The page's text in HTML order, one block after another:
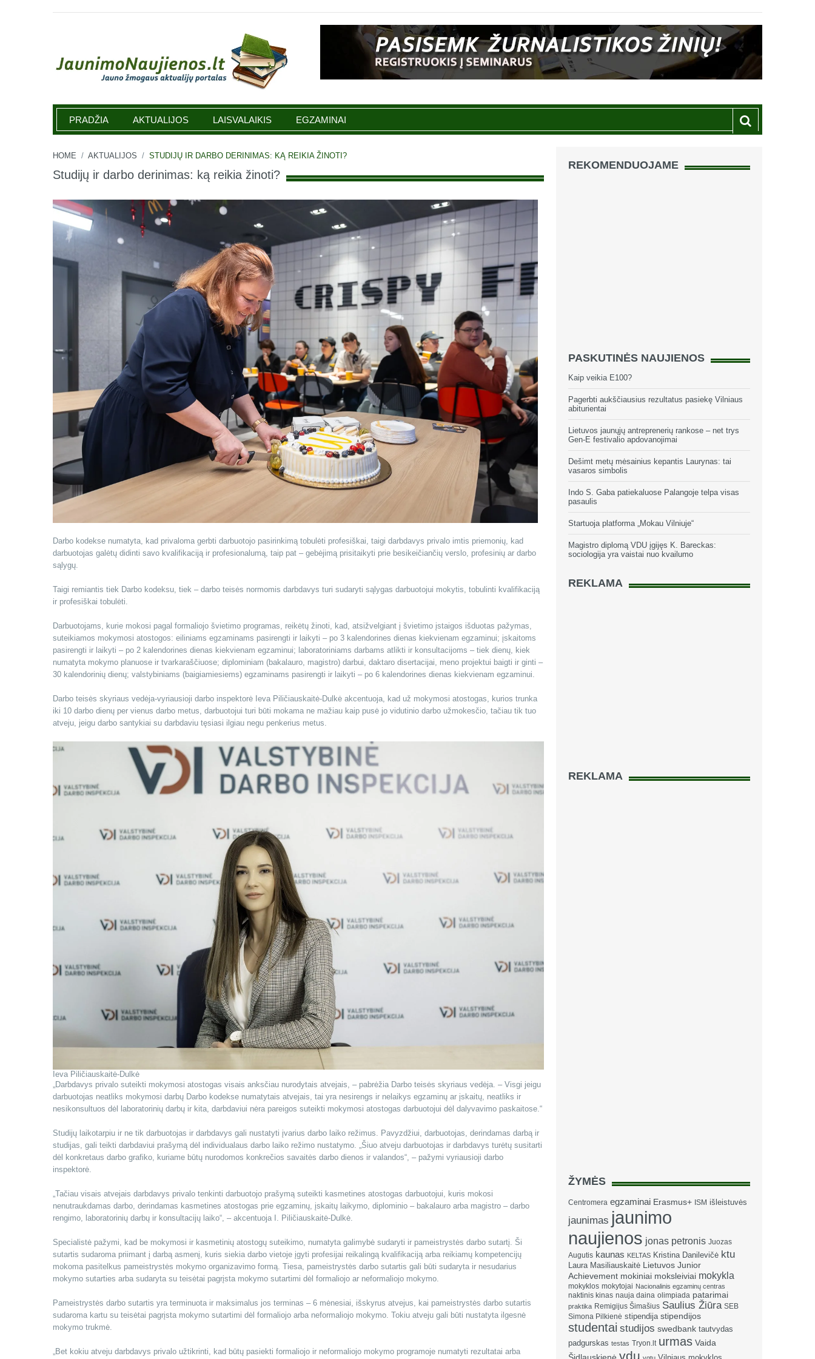
Jaunimonaujienos.lt
PRADŽIA AKTUALIJOS LAISVALAIKIS EGZAMINAI
HOME / AKTUALIJOS / STUDIJŲ IR DARBO DERINIMAS: KĄ REIKIA ŽINOTI?
Studijų ir darbo derinimas: ką reikia žinoti?
Darbo kodekse numatyta, kad privaloma gerbti darbuotojo pasirinkimą tobulėti profesiškai, taigi darbdavys privalo imtis priemonių, kad
darbuotojas galėtų didinti savo kvalifikaciją ir profesionalumą, taip pat – gebėjimą prisitaikyti prie besikeičiančių verslo, profesinių ar darbo
sąlygų.
Taigi remiantis tiek Darbo kodeksu, tiek – darbo teisės normomis darbdavys turi sudaryti sąlygas darbuotojui mokytis, tobulinti kvalifikaciją
ir profesiškai tobulėti.
Darbuotojams, kurie mokosi pagal formaliojo švietimo programas, reikėtų žinoti, kad, atsižvelgiant į švietimo įstaigos išduotas pažymas,
suteikiamos mokymosi atostogos: eiliniams egzaminams pasirengti ir laikyti – po 3 kalendorines dienas kiekvienam egzaminui; įskaitoms
pasirengti ir laikyti – po 2 kalendorines dienas kiekvienam egzaminui; laboratoriniams darbams atlikti ir konsultacijoms – tiek dienų, kiek
numatyta mokymo planuose ir tvarkaraščiuose; diplominiam (bakalauro, magistro) darbui, daktaro disertacijai, meno projektui baigti ir ginti –
30 kalendorinių dienų; valstybiniams (baigiamiesiems) egzaminams pasirengti ir laikyti – po 6 kalendorines dienas kiekvienam egzaminui.
Darbo teisės skyriaus vedėja-vyriausioji darbo inspektorė Ieva Piličiauskaitė-Dulkė akcentuoja, kad už mokymosi atostogas, kurios trunka
iki 10 darbo dienų per vienus darbo metus, darbuotojui turi būti mokama ne mažiau kaip pusė jo vidutinio darbo užmokesčio, tačiau tik tuo
atveju, jeigu darbo santykiai su darbdaviu tęsiasi ilgiau negu penkerius metus.
Ieva Piličiauskaitė-Dulkė
„Darbdavys privalo suteikti mokymosi atostogas visais anksčiau nurodytais atvejais, – pabrėžia Darbo teisės skyriaus vedėja. – Visgi jeigu
darbuotojas neatliks mokymosi darbų Darbo kodekse numatytais atvejais, tai yra nesirengs ir nelaikys egzaminų ar įskaitų, neatliks ir
nesikonsultuos dėl laboratorinių darbų ir kita, darbdaviui nėra pareigos suteikti mokymosi atostogas darbuotojui dėl dalyvavimo paskaitose.“
Studijų laikotarpiu ir ne tik darbuotojas ir darbdavys gali nustatyti įvarius darbo laiko režimus. Pavyzdžiui, darbuotojas, derindamas darbą ir
studijas, gali teikti darbdaviui prašymą dėl individualaus darbo laiko režimo nustatymo. „Šiuo atveju darbuotojas ir darbdavys turėtų susitarti
dėl konkretaus darbo grafiko, kuriame būtų nurodomos konkrečios savaitės darbo dienos ir valandos“, – pažymi vyriausioji darbo
inspektorė.
„Tačiau visais atvejais darbdavys privalo tenkinti darbuotojo prašymą suteikti kasmetines atostogas darbuotojui, kuris mokosi
nenutraukdamas darbo, derindamas kasmetines atostogas prie egzaminų, įskaitų laikymo, diplominio – bakalauro arba magistro – darbo
rengimo, laboratorinių darbų ir konsultacijų laiko“, – akcentuoja I. Piličiauskaitė-Dulkė.
Specialistė pažymi, kad be mokymosi ir kasmetinių atostogų suteikimo, numatyta galimybė sudaryti ir pameistrystės darbo sutartį. Ši
sutartis sudaroma priimant į darbą asmenį, kuris siekia darbo vietoje įgyti profesijai reikalingą kvalifikaciją arba reikiamų kompetencijų
mokoma pasitelkus pameistrystės mokymo organizavimo formą. Tiesa, pameistrystės darbo sutartis gali būti sudaryta ir nesudarius
mokymo sutarties arba sudaryta su teisėtai pagrįsta mokymo sutartimi dėl formaliojo ar neformaliojo mokymo.
Pameistrystės darbo sutartis yra terminuota ir maksimalus jos terminas – 6 mėnesiai, išskyrus atvejus, kai pameistrystės darbo sutartis
sudaroma kartu su teisėtai pagrįsta mokymo sutartimi dėl formaliojo arba neformaliojo mokymo. Tokiu atveju gali būti nustatyta ilgesnė
mokymo trukmė.
„Bet kokiu atveju darbdavys privalo užtikrinti, kad būtų pasiekti formaliojo ir neformaliojo mokymo programoje numatyti rezultatai arba
REKOMENDUOJAME
PASKUTINĖS NAUJIENOS
Kaip veikia E100?
Pagerbti aukščiausius rezultatus pasiekę Vilniaus
abiturientai
Lietuvos jaunųjų antreprenerių rankose – net trys
Gen-E festivalio apdovanojimai
Dešimt metų mėsainius kepantis Laurynas: tai
vasaros simbolis
Indo S. Gaba patiekaluose Palangoje telpa visas
pasaulis
Startuoja platforma „Mokau Vilniuje“
Magistro diplomą VDU įgijęs K. Bareckas:
sociologija yra vaistai nuo kvailumo
REKLAMA
REKLAMA
ŽYMĖS
Centromera egzaminai Erasmus+ ISM išleistuvės
jaunimas jaunimo
naujienos jonas petronis Juozas
Augutis kaunas KELTAS Kristina Danilevičė ktu
Laura Masiliauskaitė Lietuvos Junior
Achievement mokiniai moksleiviai mokykla
mokyklos mokytojai Nacionalinis egzaminų centras
naktinis kinas nauja daina olimpiada patarimai
praktika Remigijus Šimašius Saulius Žiūra SEB
Simona Pilkienė stipendija stipendijos
studentai studijos swedbank tautvydas
padgurskas testas Tryon.lt urmas Vaida
vdu